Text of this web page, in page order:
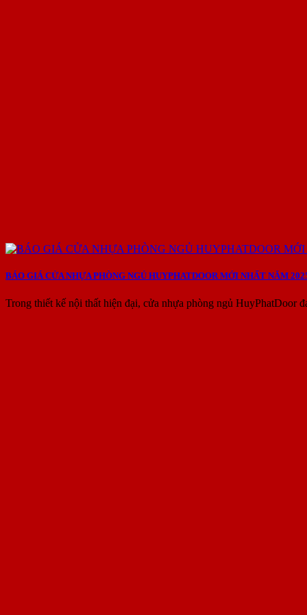
BÁO GIÁ CỬA NHỰA PHÒNG NGỦ HUYPHATDOOR MỚI NHẤT NĂM
Trong thiết kế nội thất hiện đại, cửa nhựa phòng ngủ HuyPhatDoor